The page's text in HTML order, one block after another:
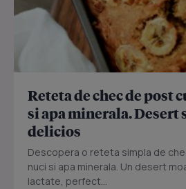
Reteta de chec de post
si apa minerala. Desert
delicios
Descopera o reteta simpla de
nuci si apa minerala. Un desert
lactate, perfect...